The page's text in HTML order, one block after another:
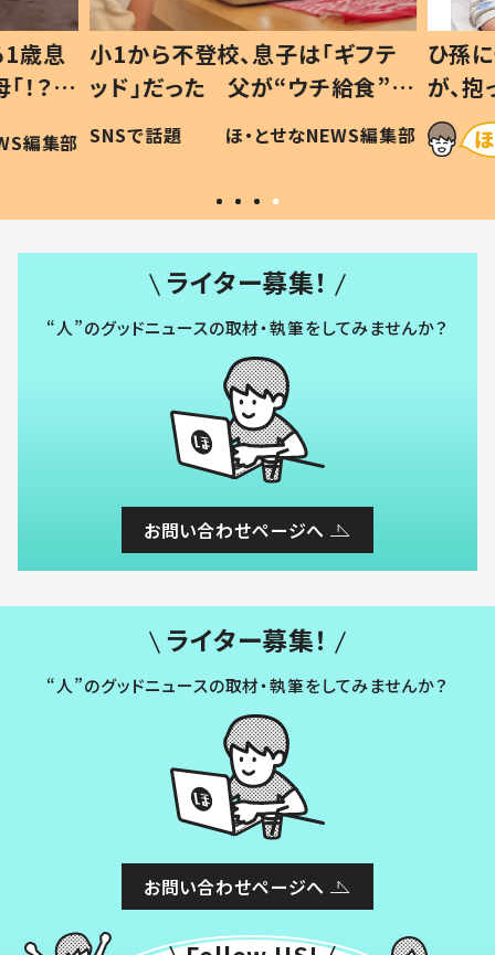
歳息
？」
編集部
小1から不登校、息子は「ギフテ
ッド」だった 父が“ウチ給食”を
作り続ける理由とは #令和の親
#令和の子
SNSで話題 ほ・とせなNEWS編集部
ひ孫
が、
「涙
い」
ライター募集！
“人”のグッドニュースの取材・執筆をしてみませんか？
お問い合わせページへ
ライター募集！
“人”のグッドニュースの取材・執筆をしてみませんか？
お問い合わせページへ